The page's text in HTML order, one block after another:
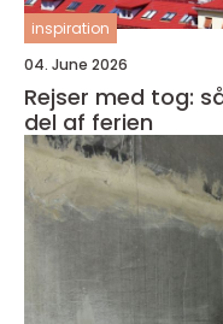
inspiration
04. June 2026
Rejser med tog:
del af ferien